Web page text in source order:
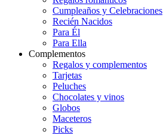
Cumpleaños y Celebraciones
Recién Nacidos
Para Él
Para Ella
Complementos
Regalos y complementos
Tarjetas
Peluches
Chocolates y vinos
Globos
Maceteros
Picks